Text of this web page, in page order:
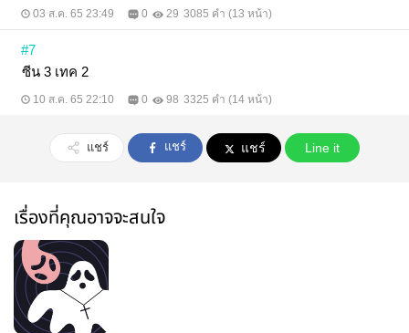
03 ส.ค. 65 23:49 0 29 3085 คำ (13 หน้า)
#7
ซีน 3 เทค 2
10 ส.ค. 65 22:10 0 98 3325 คำ (14 หน้า)
แชร์ แชร์ แชร์ Line it
เรื่องที่คุณอาจจะสนใจ